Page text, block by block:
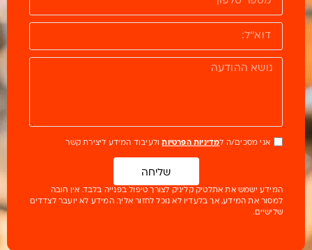
אני מסכים/ה למדיניות הפרטיותולעיבוד המידע ליצירת קשר
שליחה
המידע ישמש את אתלטיק קליניק לצורך טיפול בפנייה בלבד. אין חובה
למסור את המידע, אך בלעדיו לא נוכל לחזור אליך. המידע לא יועבר לצדדים
שלישיים.